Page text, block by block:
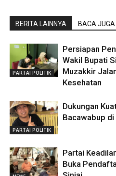
BERITA LAINNYA BACA JUGA
PARTAI POLITIK
Persiapan
Wakil Bupati
Muzakkir
Kesehatan
PARTAI POLITIK
Dukungan
Bacawabup
Partai
Buka